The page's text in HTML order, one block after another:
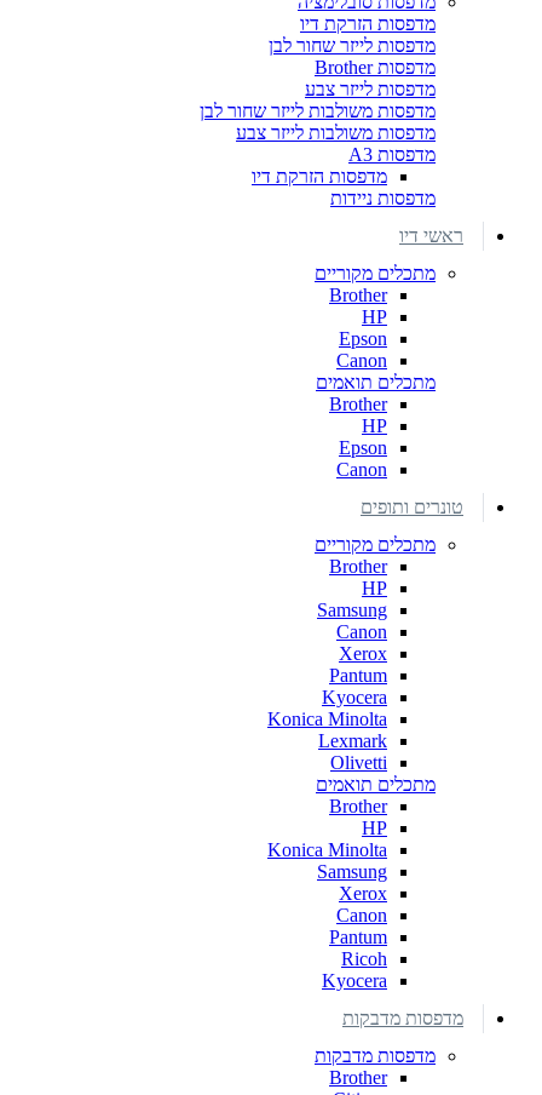
מדפסות הזרקת דיו
מדפסות לייזר שחור לבן
מדפסות Brother
מדפסות לייזר צבע
מדפסות משולבות לייזר שחור לבן
מדפסות משולבות לייזר צבע
מדפסות A3
מדפסות הזרקת דיו
מדפסות ניידות
ראשי דיו
מתכלים מקוריים
Brother
HP
Epson
Canon
מתכלים תואמים
Brother
HP
Epson
Canon
טונרים ותופים
מתכלים מקוריים
Brother
HP
Samsung
Canon
Xerox
Pantum
Kyocera
Konica Minolta
Lexmark
Olivetti
מתכלים תואמים
Brother
HP
Konica Minolta
Samsung
Xerox
Canon
Pantum
Ricoh
Kyocera
מדפסות מדבקות
מדפסות מדבקות
Brother